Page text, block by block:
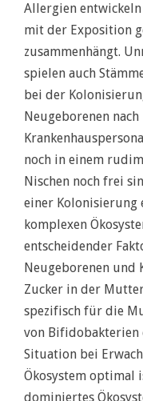
Allergien
mit der Exposition
zusammenhängt.
spielen auch
bei der
Neugeborenen
noch in einem
Nischen noch frei
einer Kolonisierung
komplexen
entscheidender
Neugeborenen und
Zucker in der
spezifisch für die
von Bifidobakterien
Situation bei
Ökosystem optimal
dominiertes